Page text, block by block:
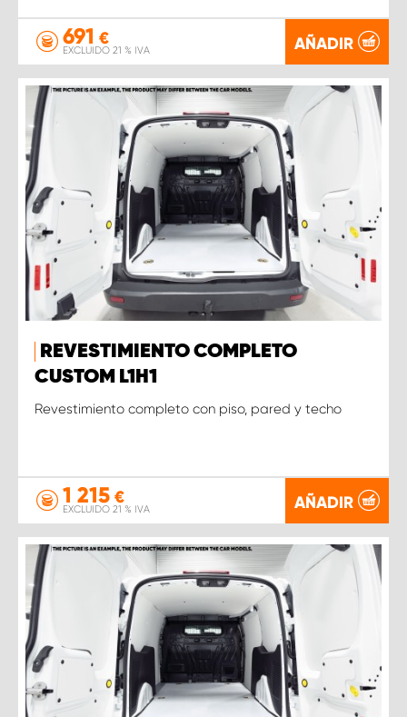
691 €
EXCLUIDO 21 % IVA AÑADIR
REVESTIMIENTO COMPLETO
CUSTOM L1H1
Revestimiento completo con piso, pared y techo
1 215 €
EXCLUIDO 21 % IVA AÑADIR